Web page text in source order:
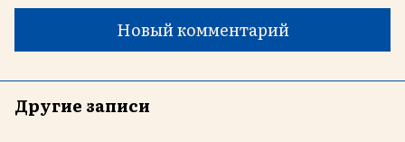
Новый комментарий
Другие записи